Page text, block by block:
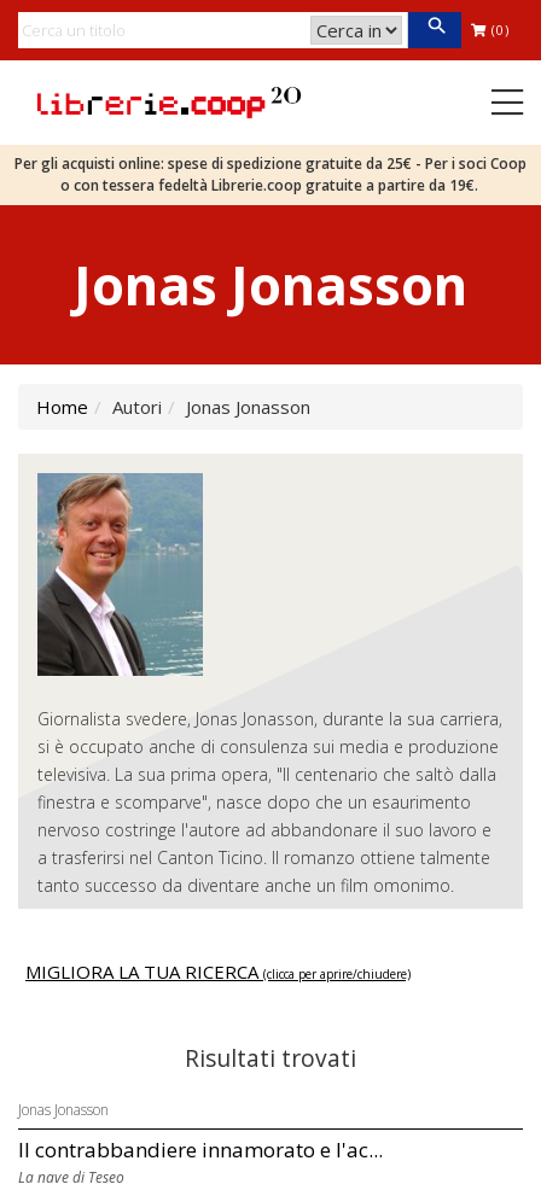
(0)
Per gli acquisti online: spese di spedizione gratuite da 25€ - Per i soci Coop
o con tessera fedeltà Librerie.coop gratuite a partire da 19€.
Jonas Jonasson
Home Autori Jonas Jonasson
Giornalista svedere, Jonas Jonasson, durante la sua carriera,
si è occupato anche di consulenza sui media e produzione
televisiva. La sua prima opera, "Il centenario che saltò dalla
finestra e scomparve", nasce dopo che un esaurimento
nervoso costringe l'autore ad abbandonare il suo lavoro e
a trasferirsi nel Canton Ticino. Il romanzo ottiene talmente
tanto successo da diventare anche un film omonimo.
MIGLIORA LA TUA RICERCA (clicca per aprire/chiudere)
Risultati trovati
Jonas Jonasson
Il contrabbandiere innamorato e l'ac...
La nave di Teseo